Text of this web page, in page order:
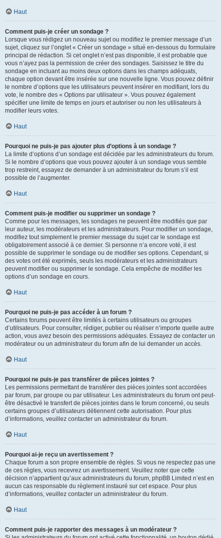
Haut
Comment puis-je créer un sondage ?
Lorsque vous rédigez un nouveau sujet ou modifiez le premier message d’un
sujet, cliquez sur l’onglet « Créer un sondage » situé en-dessous du formulaire
principal de rédaction. Si cet onglet n’est pas disponible, il est probable que
vous n’ayez pas la permission de créer des sondages. Saisissez le titre du
sondage en incluant au moins deux options dans les champs adéquats,
chaque option devant être insérée sur une nouvelle ligne. Vous pouvez définir
le nombre d’options que les utilisateurs peuvent insérer en modifiant, lors du
vote, le nombre des « Options par utilisateur ». Vous pouvez également
spécifier une limite de temps en jours et autoriser ou non les utilisateurs à
modifier leurs votes.
Haut
Pourquoi ne puis-je pas ajouter plus d’options à un sondage ?
La limite d’options d’un sondage est décidée par les administrateurs du forum.
Si le nombre d’options que vous pouvez ajouter à un sondage vous semble
trop restreint, essayez de demander à un administrateur du forum s’il est
possible de l’augmenter.
Haut
Comment puis-je modifier ou supprimer un sondage ?
Comme pour les messages, les sondages ne peuvent être modifiés que par
leur auteur, les modérateurs et les administrateurs. Pour modifier un sondage,
modifiez tout simplement le premier message du sujet car le sondage est
obligatoirement associé à ce dernier. Si personne n’a encore voté, il est
possible de supprimer le sondage ou de modifier ses options. Cependant, si
des votes ont été exprimés, seuls les modérateurs et les administrateurs
peuvent modifier ou supprimer le sondage. Cela empêche de modifier les
options d’un sondage en cours.
Haut
Pourquoi ne puis-je pas accéder à un forum ?
Certains forums peuvent être limités à certains utilisateurs ou groupes
d’utilisateurs. Pour consulter, rédiger, publier ou réaliser n’importe quelle autre
action, vous avez besoin des permissions adéquates. Essayez de contacter un
modérateur ou un administrateur du forum afin de lui demander un accès.
Haut
Pourquoi ne puis-je pas transférer de pièces jointes ?
Les permissions permettant de transférer des pièces jointes sont accordées
par forum, par groupe ou par utilisateur. Les administrateurs du forum ont peut-
être désactivé le transfert de pièces jointes dans le forum concerné, ou seuls
certains groupes d’utilisateurs détiennent cette autorisation. Pour plus
d’informations, veuillez contacter un administrateur du forum.
Haut
Pourquoi ai-je reçu un avertissement ?
Chaque forum a son propre ensemble de règles. Si vous ne respectez pas une
de ces règles, vous recevrez un avertissement. Veuillez noter que cette
décision n’appartient qu’aux administrateurs du forum, phpBB Limited n’est en
aucun cas responsable du règlement instauré sur cet espace. Pour plus
d’informations, veuillez contacter un administrateur du forum.
Haut
Comment puis-je rapporter des messages à un modérateur ?